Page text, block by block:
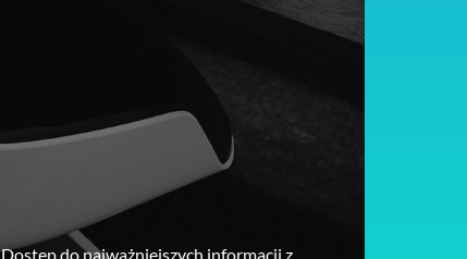
Dostęp do najważniejszych informacji z